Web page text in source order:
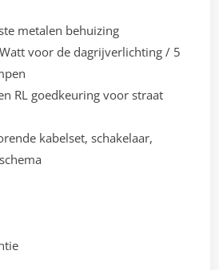
metalen behuizing
voor de dagrijverlichting / 5
RL goedkeuring voor straat
kabelset, schakelaar,